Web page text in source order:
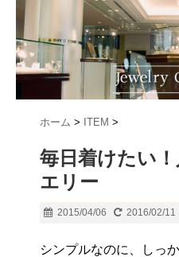
ホーム > ITEM >
毎日着けたい
エリー
2015/04/06 2016/02/11
シンプルなのに、しっ